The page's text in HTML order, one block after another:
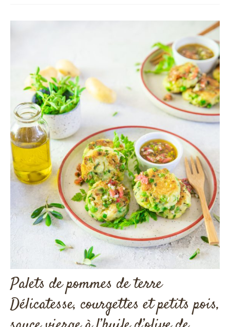
Palets de pommes de terre
Délicatesse, courgettes et petits pois,